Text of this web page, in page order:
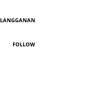
LANGGANAN
FOLLOW